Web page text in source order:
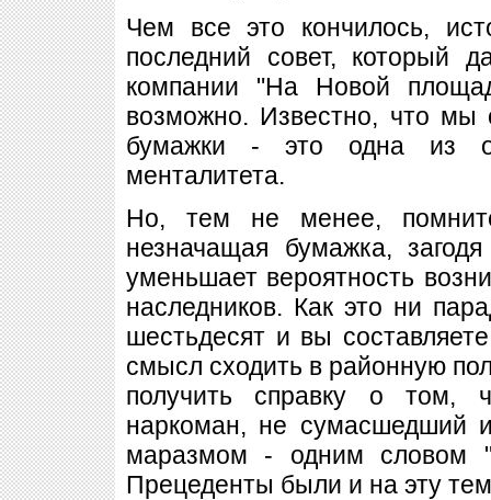
Чем все это кончилось,
последний совет, который
компании "На Новой
возможно. Известно, что мы
бумажки - это одна из
менталитета.
Но, тем не менее,
незначащая бумажка,
уменьшает вероятность
наследников. Как это ни
шестьдесят и вы
смысл сходить в районную
получить справку о том,
наркоман, не сумасшедший
маразмом - одним словом
Прецеденты были и на эту